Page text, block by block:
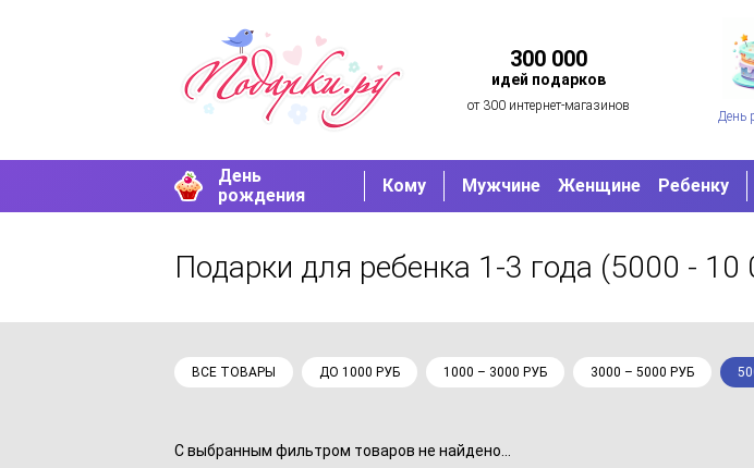
300 000
идей подарков
от 300 интернет-магазинов
День
День
рождения
Кому Мужчине Женщине Ребенку
Подарки для ребенка 1-3 года (5000 - 10
ВСЕ ТОВАРЫ ДО 1000 РУБ 1000 – 3000 РУБ 3000 – 5000 РУБ
С выбранным фильтром товаров не найдено...